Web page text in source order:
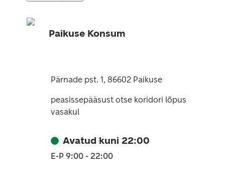
Paikuse Konsum
Pärnade pst. 1, 86602 Paikuse
peasissepääsust otse koridori lõpus
vasakul
Avatud kuni 22:00
E-P 9:00 - 22:00